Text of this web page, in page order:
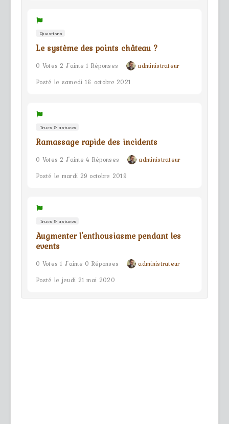
Questions
Le système des points château ?
0 Votes 2 J'aime 1 Réponses
administrateur
Posté le samedi 16 octobre 2021
Trucs & astuces
Ramassage rapide des incidents
0 Votes 2 J'aime 4 Réponses
administrateur
Posté le mardi 29 octobre 2019
Trucs & astuces
Augmenter l'enthousiasme pendant les
events
0 Votes 1 J'aime 0 Réponses
administrateur
Posté le jeudi 21 mai 2020